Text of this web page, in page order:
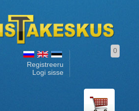
Registreeru
Logi sisse
0